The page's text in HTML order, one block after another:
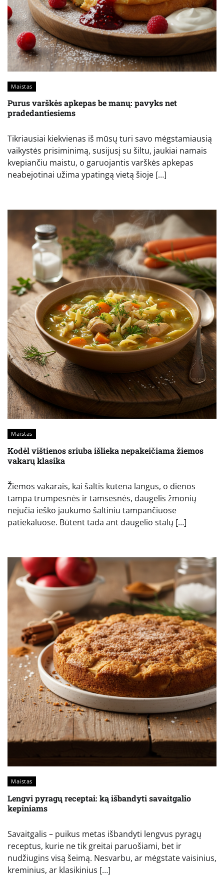
Maistas
Purus varškės apkepas be manų: pavyks net
pradedantiesiems
Tikriausiai kiekvienas iš mūsų turi savo mėgstamiausią
vaikystės prisiminimą, susijusį su šiltu, jaukiai namais
kvepiančiu maistu, o garuojantis varškės apkepas
neabejotinai užima ypatingą vietą šioje […]
Maistas
Kodėl vištienos sriuba išlieka nepakeičiama žiemos
vakarų klasika
Žiemos vakarais, kai šaltis kutena langus, o dienos
tampa trumpesnės ir tamsesnės, daugelis žmonių
nejučia ieško jaukumo šaltiniu tampančiuose
patiekaluose. Būtent tada ant daugelio stalų […]
Maistas
Lengvi pyragų receptai: ką išbandyti savaitgalio
kepiniams
Savaitgalis – puikus metas išbandyti lengvus pyragų
receptus, kurie ne tik greitai paruošiami, bet ir
nudžiugins visą šeimą. Nesvarbu, ar mėgstate vaisinius,
kreminius, ar klasikinius […]